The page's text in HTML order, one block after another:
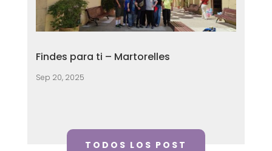
Findes para ti – Martorelles
Sep 20, 2025
TODOS LOS POST